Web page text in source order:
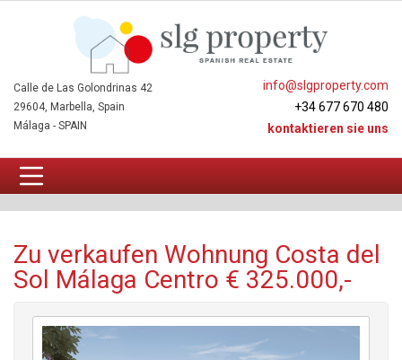
info@slgproperty.com
+34 677 670 480
kontaktieren sie uns
Calle de Las Golondrinas 42
29604, Marbella, Spain
Málaga - SPAIN
Zu verkaufen Wohnung Costa del
Sol Málaga Centro € 325.000,-